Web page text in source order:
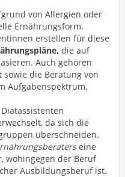
von Allergien oder
Ernährungsform.
erstellen für diese
die auf
Auch gehören
sowie die Beratung von
Aufgabenspektrum.
da sich die
überschneiden.
eine
wohingegen der Beruf
Ausbildungsberuf ist.